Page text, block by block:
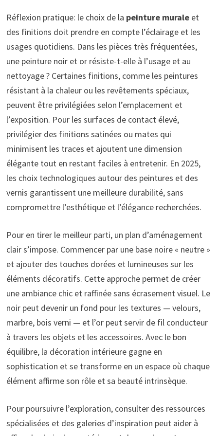
Réflexion pratique: le choix de la peinture muraleet
des finitions doit prendre en compte l’éclairage et les
usages quotidiens. Dans les pièces très fréquentées,
une peinture noir et or résiste-t-elle à l’usage et au
nettoyage ? Certaines finitions, comme les peintures
résistant à la chaleur ou les revêtements spéciaux,
peuvent être privilégiées selon l’emplacement et
l’exposition. Pour les surfaces de contact élevé,
privilégier des finitions satinées ou mates qui
minimisent les traces et ajoutent une dimension
élégante tout en restant faciles à entretenir. En 2025,
les choix technologiques autour des peintures et des
vernis garantissent une meilleure durabilité, sans
compromettre l’esthétique et l’élégance recherchées.
Pour en tirer le meilleur parti, un plan d’aménagement
clair s’impose. Commencer par une base noire « neutre »
et ajouter des touches dorées et lumineuses sur les
éléments décoratifs. Cette approche permet de créer
une ambiance chic et raffinée sans écrasement visuel. Le
noir peut devenir un fond pour les textures — velours,
marbre, bois verni — et l’or peut servir de fil conducteur
à travers les objets et les accessoires. Avec le bon
équilibre, la décoration intérieure gagne en
sophistication et se transforme en un espace où chaque
élément affirme son rôle et sa beauté intrinsèque.
Pour poursuivre l’exploration, consulter des ressources
spécialisées et des galeries d’inspiration peut aider à